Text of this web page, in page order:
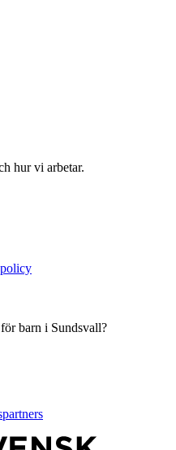
hur vi arbetar.
barn i Sundsvall?